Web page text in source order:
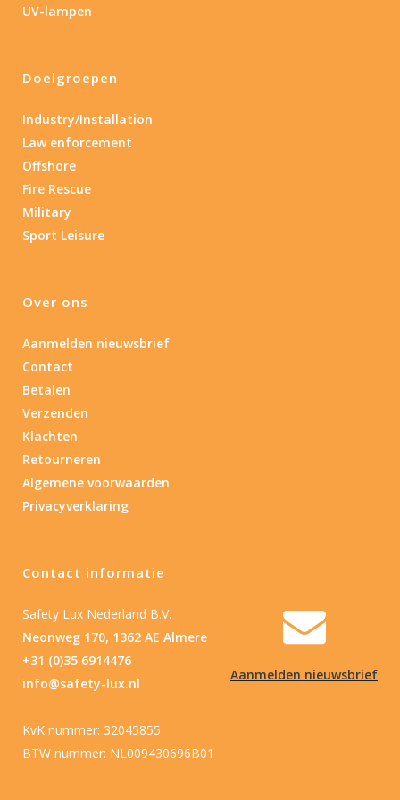
Aanmelden nieuwsbrief
Materiaal
Product IP-X waarden
Laser
Type batterij
Type batterij
UV-lampen
Doelgroepen
Industry/Installation
Law enforcement
Offshore
Fire Rescue
Military
Sport Leisure
Over ons
Aanmelden nieuwsbrief
Contact
Betalen
Verzenden
Klachten
Retourneren
Algemene voorwaarden
Privacyverklaring
Contact informatie
Safety Lux Nederland B.V.
Neonweg 170, 1362 AE Almere
+31 (0)35 6914476
info@safety-lux.nl
KvK nummer: 32045855
BTW nummer: NL009430696B01